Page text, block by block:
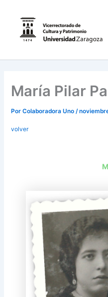
contenido
María Pilar
PorColaboradora Uno/
volver